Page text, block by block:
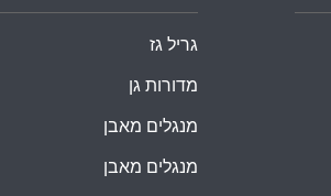
גריל גז
מדורות גן
מנגלים מאבן
מנגלים מאבן